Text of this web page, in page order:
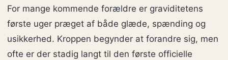
For mange kommende forældre er graviditetens
første uger præget af både glæde, spænding og
usikkerhed. Kroppen begynder at forandre sig, men
ofte er der stadig langt til den første officielle